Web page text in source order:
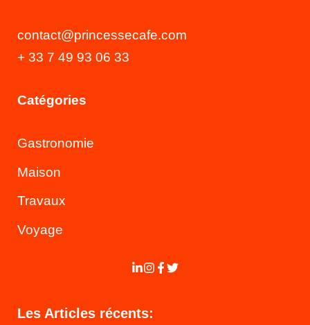
contact@princessecafe.com
+ 33 7 49 93 06 33
Catégories
Gastronomie
Maison
Travaux
Voyage
Les Articles récents: